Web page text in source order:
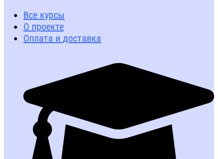
Все курсы
О проекте
Оплата и доставка